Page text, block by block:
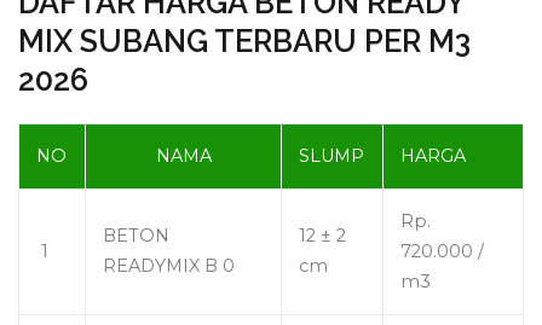
MIX SUBANG TERBARU PER M3
2026
NO NAMA SLUMP HARGA
1
BETON
READYMIX B 0
12 ± 2
cm
Rp.
720.000 /
m3